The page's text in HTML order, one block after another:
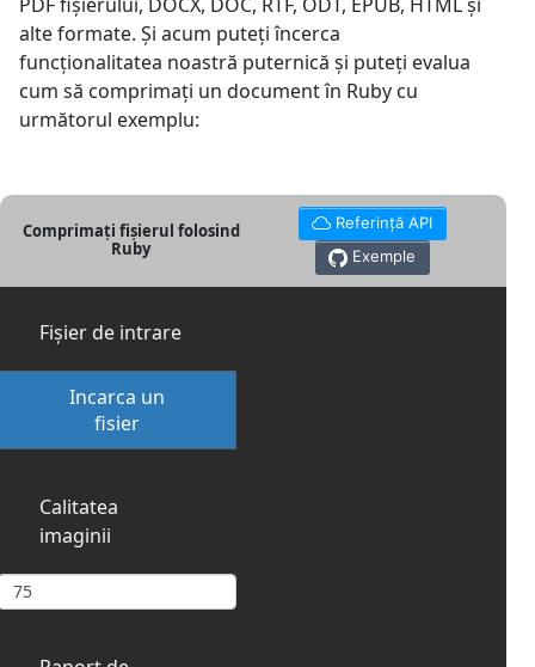
alte formate. Și acum puteți încerca
funcționalitatea noastră puternică și puteți evalua
cum să comprimați un document în Ruby cu
următorul exemplu:
Comprimați fișierul folosind
Ruby
Referință API
Exemple
Fișier de intrare
Incarca un
fisier
Calitatea
imaginii